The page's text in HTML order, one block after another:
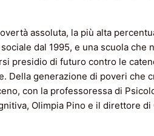
assoluta, la più alta
dal 1995, e una scuola che
presidio di futuro contro le
Della generazione di poveri che
con la professoressa di
Olimpia Pino e il direttore di